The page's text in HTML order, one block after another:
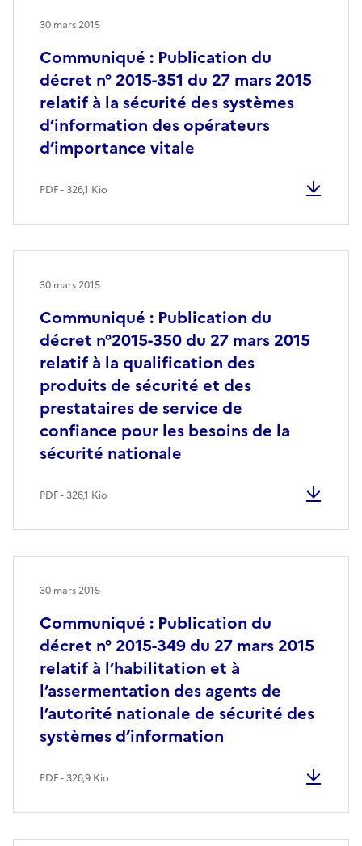
Communiqué : Publication du
décret n° 2015-351 du 27 mars 2015
relatif à la sécurité des systèmes
d’information des opérateurs
d’importance vitale
30 mars 2015
PDF - 326,1 Kio
Communiqué : Publication du
décret n°2015-350 du 27 mars 2015
relatif à la qualification des
produits de sécurité et des
prestataires de service de
confiance pour les besoins de la
sécurité nationale
30 mars 2015
PDF - 326,1 Kio
Communiqué : Publication du
décret n° 2015-349 du 27 mars 2015
relatif à l’habilitation et à
l’assermentation des agents de
l’autorité nationale de sécurité des
systèmes d’information
30 mars 2015
PDF - 326,9 Kio